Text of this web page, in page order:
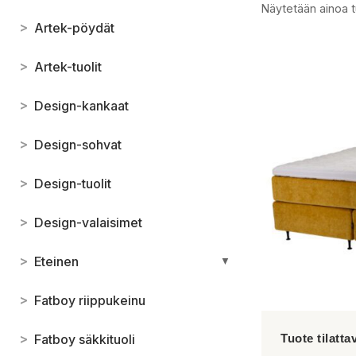
> Artek-pöydät
> Artek-tuolit
> Design-kankaat
> Design-sohvat
> Design-tuolit
> Design-valaisimet
> Eteinen ▼
> Fatboy riippukeinu
> Fatboy säkkituoli
Näytetään ainoa